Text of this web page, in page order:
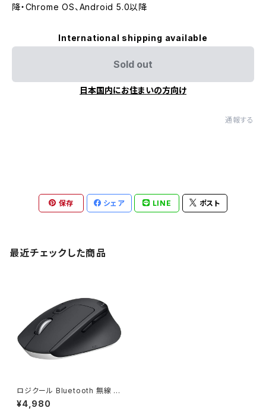
降・Chrome OS、Android 5.0以降
International shipping available
Sold out
日本国内にお住まいの方向け
通報する
保存 シェア LINE ポスト
最近チェックした商品
ロジクール Bluetooth 無線 ワ
イヤレス マウス M720R / JAN
: 4943765049722
¥4,980